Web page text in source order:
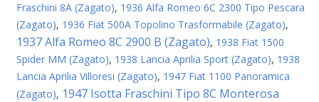
Fraschini 8A (Zagato), 1936 Alfa Romeo 6C 2300 Tipo Pescara
(Zagato), 1936 Fiat 500A Topolino Trasformabile (Zagato),
1937 Alfa Romeo 8C 2900 B (Zagato), 1938 Fiat 1500
Spider MM (Zagato), 1938 Lancia Aprilia Sport (Zagato), 1938
Lancia Aprilia Villoresi (Zagato), 1947 Fiat 1100 Panoramica
(Zagato), 1947 Isotta Fraschini Tipo 8C Monterosa